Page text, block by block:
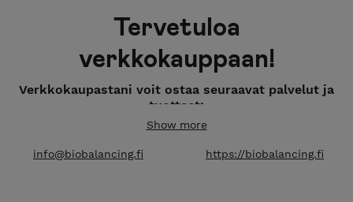
Tervetuloa
verkkokauppaan!
Verkkokaupastani voit ostaa seuraavat palvelut ja
tuotteet:
1. Bioresonanssi jouhi-, karva- ja hiusanalyysit
2. Funktionaaliset BioBEAD-helmet
Show more
info@biobalancing.fi https://biobalancing.fi